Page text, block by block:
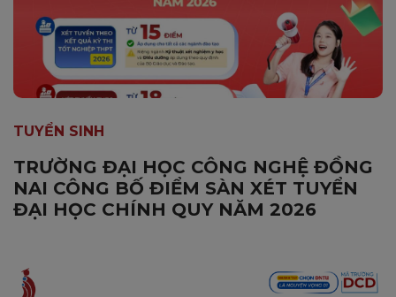
TUYỂN SINH
TRƯỜNG ĐẠI HỌC CÔNG NGHỆ ĐỒNG
NAI CÔNG BỐ ĐIỂM SÀN XÉT TUYỂN
ĐẠI HỌC CHÍNH QUY NĂM 2026